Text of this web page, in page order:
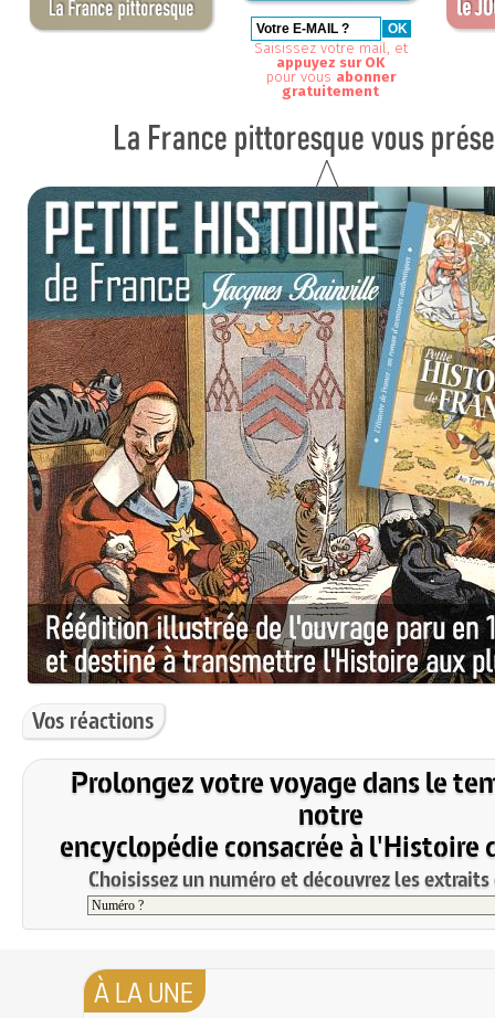
Saisissez votre mail, et
appuyez sur OK
pour vous abonner
gratuitement
Vos réactions
Prolongez votre voyage dans le
notre
encyclopédie consacrée à l'Histoire
Choisissez un numéro et découvrez les
À LA UNE